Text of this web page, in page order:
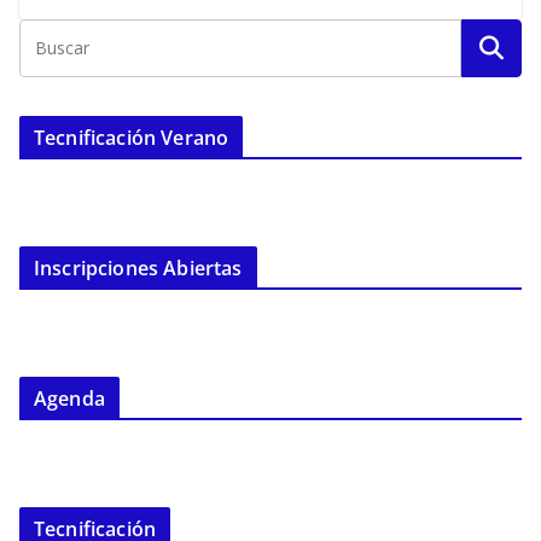
Tecnificación Verano
Inscripciones Abiertas
Agenda
Tecnificación